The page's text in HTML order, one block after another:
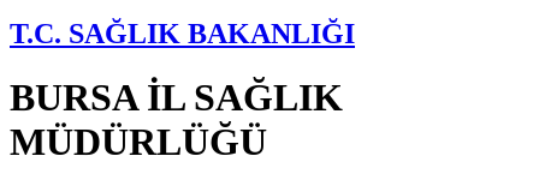
T.C. SAĞLIK BAKANLIĞI
BURSA İL SAĞLIK
MÜDÜRLÜĞÜ